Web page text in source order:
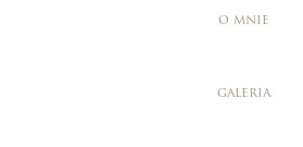
o mnie
galeria